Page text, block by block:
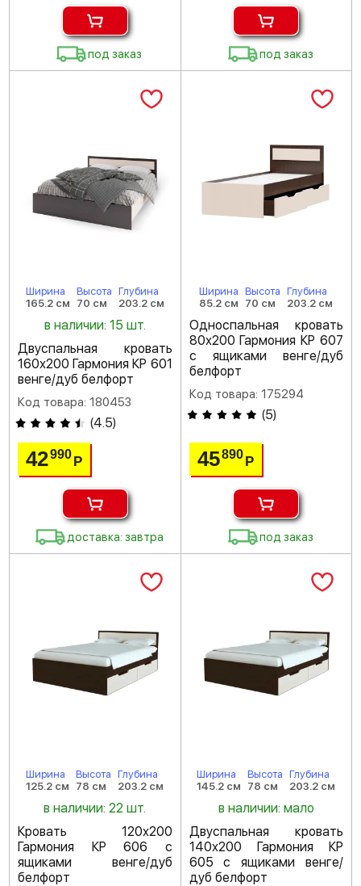
под заказ под заказ
Ширина
165.2 см
Высота
70 см
Глубина
203.2 см
в наличии: 15 шт.
Двуспальная кровать
160х200 Гармония КР 601
венге/дуб белфорт
Код товара: 180453
(4.5)
42990Р
доставка: завтра
Ширина
85.2 см
Высота
70 см
Глубина
203.2 см
Односпальная кровать
80х200 Гармония КР 607
с ящиками венге/дуб
белфорт
Код товара: 175294
(5)
45890 Р
под заказ
Ширина
125.2 см
Высота
78 см
Глубина
203.2 см
в наличии: 22 шт.
Кровать 120х200
Гармония КР 606 с
ящиками венге/дуб
белфорт
Ширина
145.2 см
Высота
78 см
Глубина
203.2 см
в наличии: мало
Двуспальная кровать
140х200 Гармония КР
605 с ящиками венге/
дуб белфорт